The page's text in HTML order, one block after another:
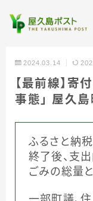
全記事カテゴリー
私たちについて
受賞・報道
2024.03.14
【最前線】寄
事態」 屋久
ふるさと納
終了後、支
ごみの総量